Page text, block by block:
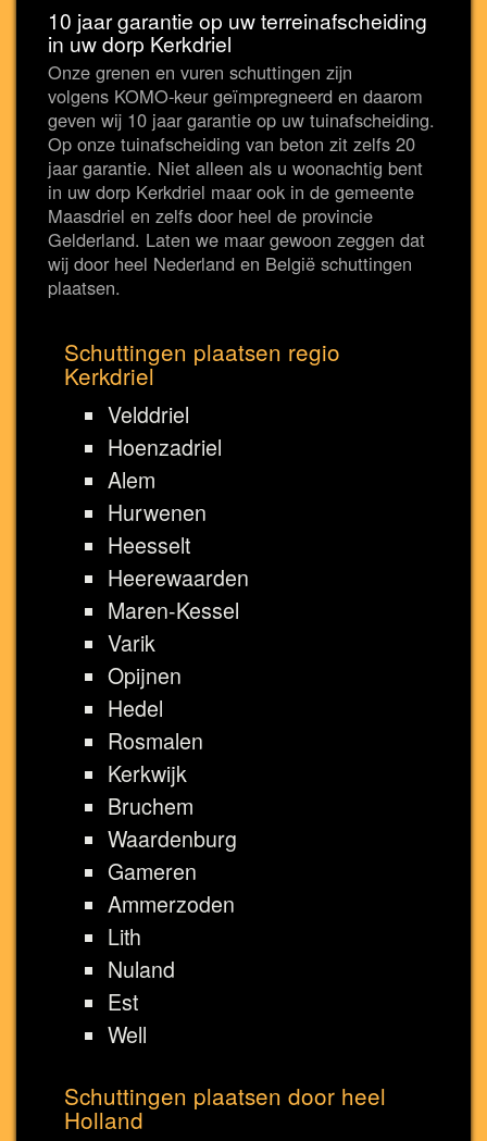
10 jaar garantie op uw terreinafscheiding
in uw dorp Kerkdriel
Onze grenen en vuren schuttingen zijn
volgens KOMO-keur geïmpregneerd en daarom
geven wij 10 jaar garantie op uw tuinafscheiding.
Op onze tuinafscheiding van beton zit zelfs 20
jaar garantie. Niet alleen als u woonachtig bent
in uw dorp Kerkdriel maar ook in de gemeente
Maasdriel en zelfs door heel de provincie
Gelderland. Laten we maar gewoon zeggen dat
wij door heel Nederland en België schuttingen
plaatsen.
Schuttingen plaatsen regio
Kerkdriel
Velddriel
Hoenzadriel
Alem
Hurwenen
Heesselt
Heerewaarden
Maren-Kessel
Varik
Opijnen
Hedel
Rosmalen
Kerkwijk
Bruchem
Waardenburg
Gameren
Ammerzoden
Lith
Nuland
Est
Well
Schuttingen plaatsen door heel
Holland